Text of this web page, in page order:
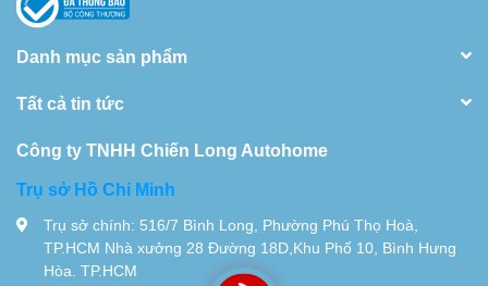
Danh mục sản phẩm
Tất cả tin tức
Công ty TNHH Chiến Long Autohome
Trụ sở Hồ Chi Minh
Trụ sở chính: 516/7 Bình Long, Phường Phú Thọ Hoà,
TP.HCM Nhà xưởng 28 Đường 18D,Khu Phố 10, Bình Hưng
Hòa. TP.HCM